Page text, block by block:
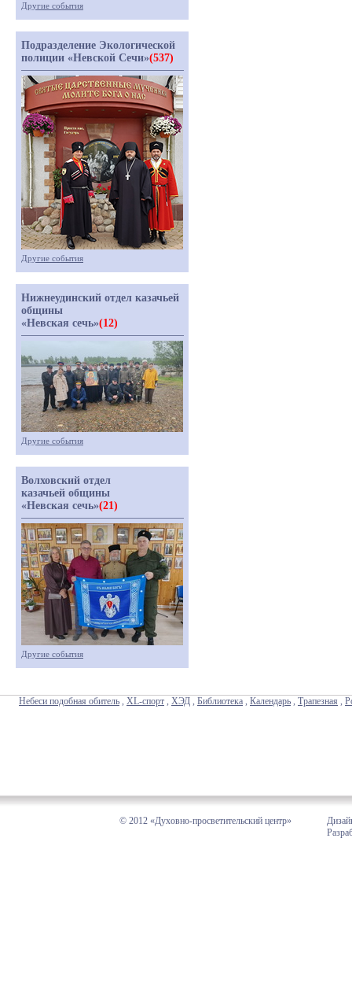
Другие события
Подразделение Экологической
полиции «Невской Сечи»(537)
Другие события
Нижнеудинский отдел казачьей
общины
«Невская сечь»(12)
Другие события
Волховский отдел
казачьей общины
«Невская сечь»(21)
Другие события
Небеси подобная обитель , XL-спорт , ХЭД , Библиотека , Календарь , Трапезная ,
© 2012 «Духовно-просветительский центр»